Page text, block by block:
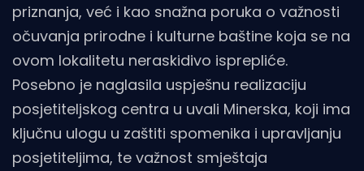
priznanja, već i kao snažna poruka o važnosti
očuvanja prirodne i kulturne baštine koja se na
ovom lokalitetu neraskidivo isprepliće.
Posebno je naglasila uspješnu realizaciju
posjetiteljskog centra u uvali Minerska, koji ima
ključnu ulogu u zaštiti spomenika i upravljanju
posjetiteljima, te važnost smještaja